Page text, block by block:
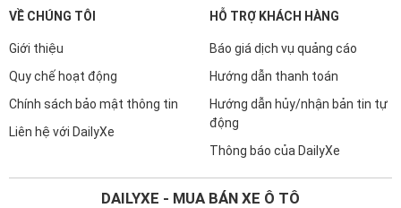
VỀ CHÚNG TÔI
Giới thiệu
Quy chế hoạt động
Chính sách bảo mật thông tin
Liên hệ với DailyXe
HỖ TRỢ KHÁCH HÀNG
Báo giá dịch vụ quảng cáo
Hướng dẫn thanh toán
Hướng dẫn hủy/nhận bản tin tự
động
Thông báo của DailyXe
DAILYXE - MUA BÁN XE Ô TÔ